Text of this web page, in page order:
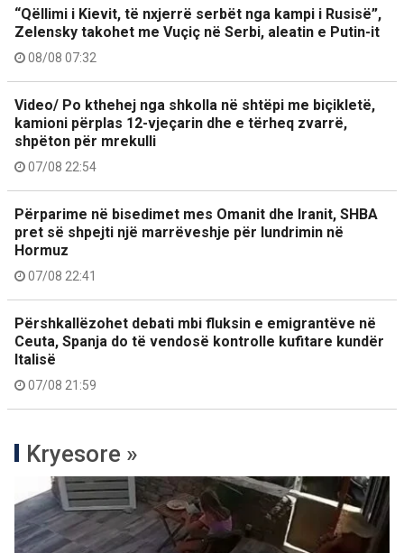
“Qëllimi i Kievit, të nxjerrë serbët nga kampi i Rusisë”,
Zelensky takohet me Vuçiç në Serbi, aleatin e Putin-it
08/08 07:32
Video/ Po kthehej nga shkolla në shtëpi me biçikletë,
kamioni përplas 12-vjeçarin dhe e tërheq zvarrë,
shpëton për mrekulli
07/08 22:54
Përparime në bisedimet mes Omanit dhe Iranit, SHBA
pret së shpejti një marrëveshje për lundrimin në
Hormuz
07/08 22:41
Përshkallëzohet debati mbi fluksin e emigrantëve në
Ceuta, Spanja do të vendosë kontrolle kufitare kundër
Italisë
07/08 21:59
Kryesore »